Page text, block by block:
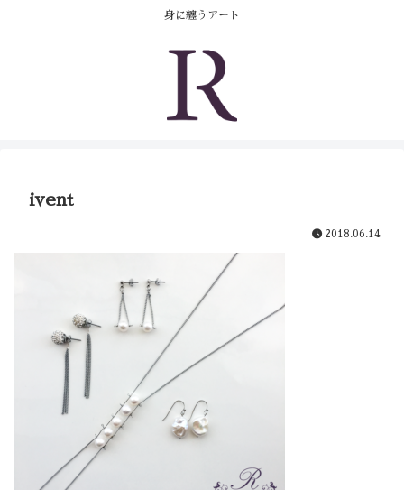
身に纏うアート
ivent
2018.06.14